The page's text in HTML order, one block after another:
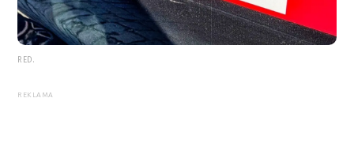
RED.
REKLAMA